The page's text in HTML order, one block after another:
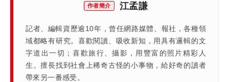
作者簡介 江孟謙
記者、編輯資歷逾10年，曾任網路媒體、報社，各種領
域都略有研究。喜歡閱讀、吸收新知，用具有邏輯的文
字道出一切；喜歡旅行、攝影，用豐富的照片精彩人
生。擅長找到社會上稀奇古怪的小事物，給好奇的讀者
帶來另一番感受。